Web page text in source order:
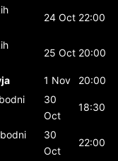
24 Oct 22:00
25 Oct 20:00
1 Nov
20:00
30
Oct
18:30
30
Oct
22:00